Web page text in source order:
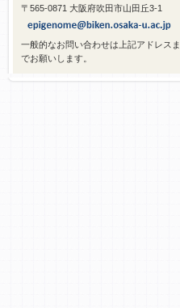
〒565-0871 大阪府吹田市山田丘3-1
一般的なお問い合わせは上記アドレスま
でお願いします。